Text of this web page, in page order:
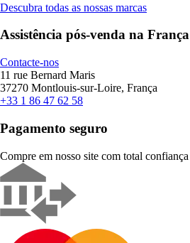
Descubra todas as nossas marcas
Assistência pós-venda na França
Contacte-nos
11 rue Bernard Maris
37270 Montlouis-sur-Loire, França
+33 1 86 47 62 58
Pagamento seguro
Compre em nosso site com total confiança